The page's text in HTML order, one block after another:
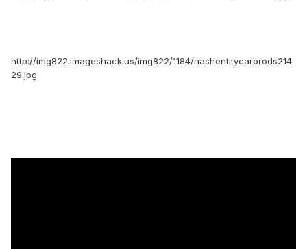
http://img822.imageshack.us/img822/1184/nashentitycarprods214
29.jpg